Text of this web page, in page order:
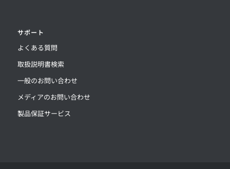
サポート
よくある質問
取扱説明書検索
一般のお問い合わせ
メディアのお問い合わせ
製品保証サービス